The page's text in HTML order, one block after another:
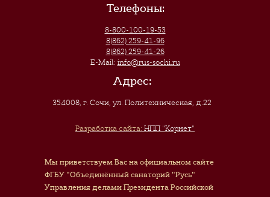
Телефоны:
8-800-100-19-53
8(862) 259-41-96
8(862) 259-41-26
E-Mail: info@rus-sochi.ru
Адрес:
354008, г. Сочи,ул. Политехническая, д.22
Разработка сайта: НПП "Корнет"
Мы приветствуем Вас на официальном сайте
ФГБУ "Объединённый санаторий "Русь"
Управления делами Президента Российской